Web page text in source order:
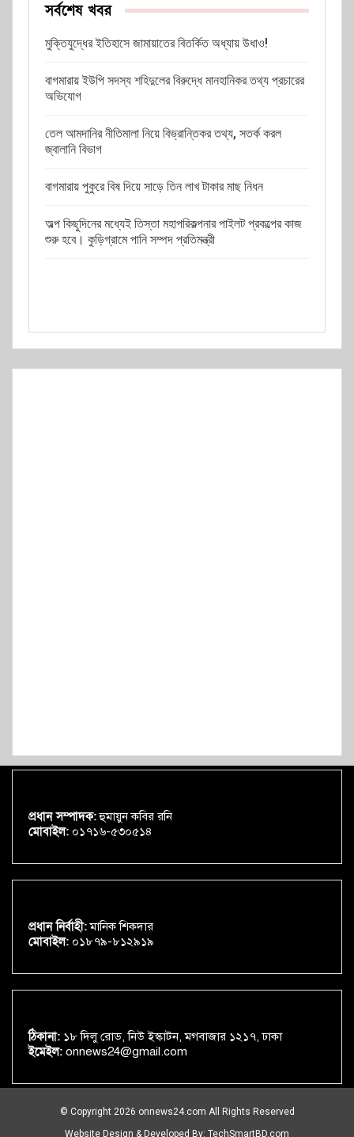
সর্বশেষ খবর
মুক্তিযুদ্ধের ইতিহাসে জামায়াতের বিতর্কিত অধ্যায় উধাও!
বাগমারায় ইউপি সদস্য শহিদুলের বিরুদ্ধে মানহানিকর তথ্য প্রচারের
অভিযোগ
তেল আমদানির নীতিমালা নিয়ে বিভ্রান্তিকর তথ্য, সতর্ক করল
জ্বালানি বিভাগ
বাগমারায় পুকুরে বিষ দিয়ে সাড়ে তিন লাখ টাকার মাছ নিধন
অল্প কিছুদিনের মধ্যেই তিস্তা মহাপরিকল্পনার পাইলট প্রকল্পের কাজ
শুরু হবে। কুড়িগ্রামে পানি সম্পদ প্রতিমন্ত্রী
প্রধান সম্পাদক:হুমায়ুন কবির রনি
মোবাইল: ০১৭১৬-৫৩০৫১৪
প্রধান নির্বাহী:মানিক শিকদার
মোবাইল: ০১৮৭৯-৮১২৯১৯
ঠিকানা: ১৮ দিলু রোড, নিউ ইস্কাটন, মগবাজার ১২১৭, ঢাকা
ইমেইল: onnews24@gmail.com
© Copyright 2026 onnews24.com All Rights Reserved
Website Design & Developed By: TechSmartBD.com